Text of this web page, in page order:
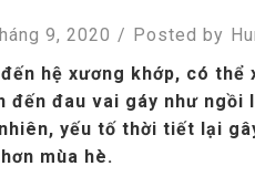
9, 2020 / Posted by
hệ xương khớp, có
đến đau vai gáy như
yếu tố thời tiết lại
mùa hè.